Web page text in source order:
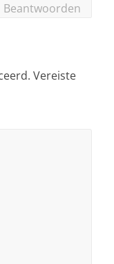
Beantwoorden
Vereiste